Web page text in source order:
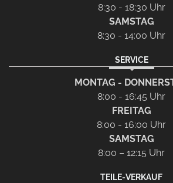
8:30 - 18:30 Uhr
SAMSTAG
8:30 - 14:00 Uhr
SERVICE
MONTAG -
8:00 - 16:45 Uhr
FREITAG
8:00 - 16:00 Uhr
SAMSTAG
8:00 – 12:15 Uhr
TEILE-VERKAUF